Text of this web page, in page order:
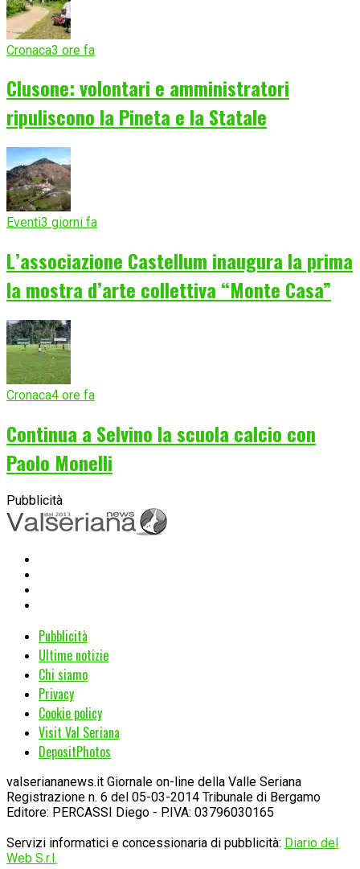
Cronaca3 ore fa
Clusone: volontari e amministratori
ripuliscono la Pineta e la Statale
Eventi3 giorni fa
L’associazione Castellum inaugura la prima
la mostra d’arte collettiva “Monte Casa”
Cronaca4 ore fa
Continua a Selvino la scuola calcio con
Paolo Monelli
Pubblicità
Pubblicità
Ultime notizie
Chi siamo
Privacy
Cookie policy
Visit Val Seriana
DepositPhotos
valseriananews.it Giornale on-line della Valle Seriana
Registrazione n. 6 del 05-03-2014 Tribunale di Bergamo
Editore: PERCASSI Diego - P.IVA: 03796030165
Servizi informatici e concessionaria di pubblicità: Diario del
Web S.r.l.